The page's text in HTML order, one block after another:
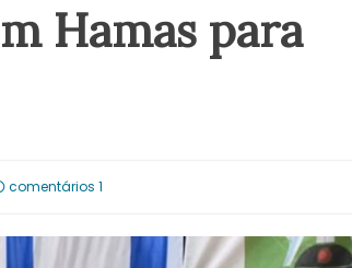
Hamas para
comentários 1